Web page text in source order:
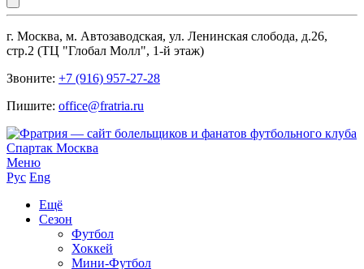
г. Москва, м. Автозаводская, ул. Ленинская слобода, д.26,
стр.2 (ТЦ "Глобал Молл", 1-й этаж)
Звоните: +7 (916) 957-27-28
Пишите: office@fratria.ru
Меню
Рус Eng
Ещё
Сезон
Футбол
Хоккей
Мини-Футбол